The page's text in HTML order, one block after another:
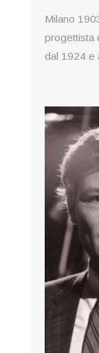
Milano
progettista
dal 1924 e